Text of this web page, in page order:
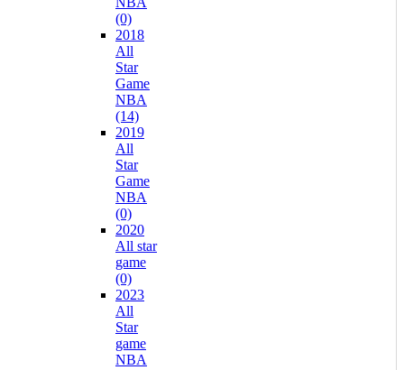
(0)
2018
All
Star
Game
NBA
(14)
2019
All
Star
Game
NBA
(0)
2020
All star
game
(0)
2023
All
Star
game
NBA